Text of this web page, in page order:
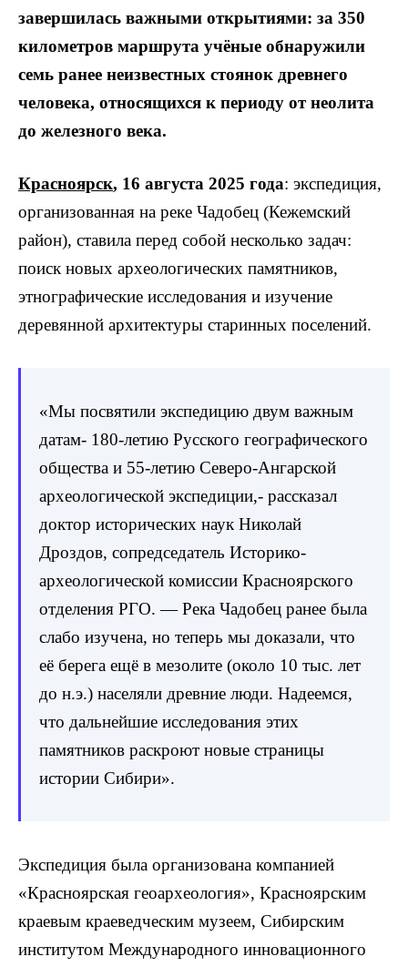
завершилась важными открытиями: за 350
километров маршрута учёные обнаружили
семь ранее неизвестных стоянок древнего
человека, относящихся к периоду от неолита
до железного века.
Красноярск, 16 августа 2025 года: экспедиция,
организованная на реке Чадобец (Кежемский
район), ставила перед собой несколько задач:
поиск новых археологических памятников,
этнографические исследования и изучение
деревянной архитектуры старинных поселений.
«Мы посвятили экспедицию двум важным
датам- 180-летию Русского географического
общества и 55-летию Северо-Ангарской
археологической экспедиции,- рассказал
доктор исторических наук Николай
Дроздов, сопредседатель Историко-
археологической комиссии Красноярского
отделения РГО. — Река Чадобец ранее была
слабо изучена, но теперь мы доказали, что
её берега ещё в мезолите (около 10 тыс. лет
до н.э.) населяли древние люди. Надеемся,
что дальнейшие исследования этих
памятников раскроют новые страницы
истории Сибири».
Экспедиция была организована компанией
«Красноярская геоархеология», Красноярским
краевым краеведческим музеем, Сибирским
институтом Международного инновационного